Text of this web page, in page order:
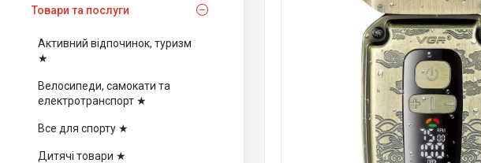
Товари та послуги
Активний відпочинок, туризм
★
Велосипеди, самокати та
електротранспорт ★
Все для спорту ★
Дитячі товари ★